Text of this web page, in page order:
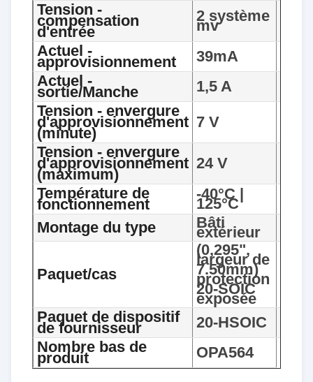
Tension -
compensation
d'entrée
2 système
mv
Actuel -
approvisionnement
39mA
Actuel -
sortie/Manche
1,5 A
Tension - envergure
d'approvisionnement
(minute)
7 V
Tension - envergure
d'approvisionnement
(maximum)
24 V
Température de
fonctionnement
-40°C |
125°C
Montage du type
Bâti
extérieur
Paquet/cas
(0,295",
largeur de
7.50mm)
protection
20-SOIC
exposée
Paquet de dispositif
de fournisseur
20-HSOIC
Nombre bas de
produit OPA564